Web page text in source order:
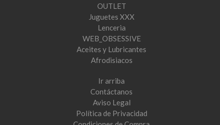
OUTLET
Juguetes XXX
Lenceria
WEB_OBSESSIVE
Aceites y Lubricantes
Afrodisiacos
Ir arriba
Contáctanos
Aviso Legal
Política de Privacidad